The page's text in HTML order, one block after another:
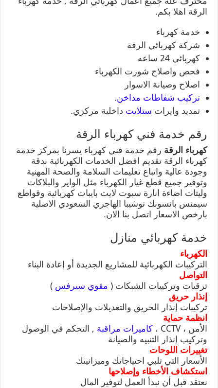
الرقة اهلا بكم.
خدمة كهرباء
شركة كهربائي الرقة
كهربائي 24 ساعه
فحص واصلاح شورت الكهرباء
اصلاح وصيانة الاسوار
تركيب شفاطات مداخن.
تمديد وايرات ستلايت داخلية مركزي.
رقم خدمة فني كهرباء الرقة
كهرباء الرقة رقم خدمة فني كهرباء يسرنا بمركز خدمة
كهرباء الرقة تقديم افضل الخدمات الكهربائية بدقة
وجودة عالية واتباع تعليمات السلامة والصحة المهنية
وتوفير جميع قطع غيار الكهرباء مثل الواير والبلاكات
وليتات اضاءة انارة سبوت لايت بايبات كهربائية وقواطع
سيمنس بانسونك توشيبا الهاجري السعودي الاصلية
بارخص الاسعار اتصل بنا الان.
خدمة كهربائي منازل
الكهرباء
التركيبات الكهربائية للمشاريع الجديدة أو إعادة البناء
التواصل
ترقيات وتركيبات الشبكات ( مقوي سيرفس )
إنذار حريق
تركيبات إنذار الحريق والتعديلات والإصلاحات
انظمة حماية
الأمن ، CCTV ،
كاميرات مراقبة , التحكم في الوصول
وتركيب إنذار التنبيه والصيانة
تغييرات اللوحات
الأسعار التي تلبي احتياجاتك وميزانيتك
استكشاف الأخطاء وإصلاحها
نعتقد قبل أن نبدأ العمل لتوفير المال